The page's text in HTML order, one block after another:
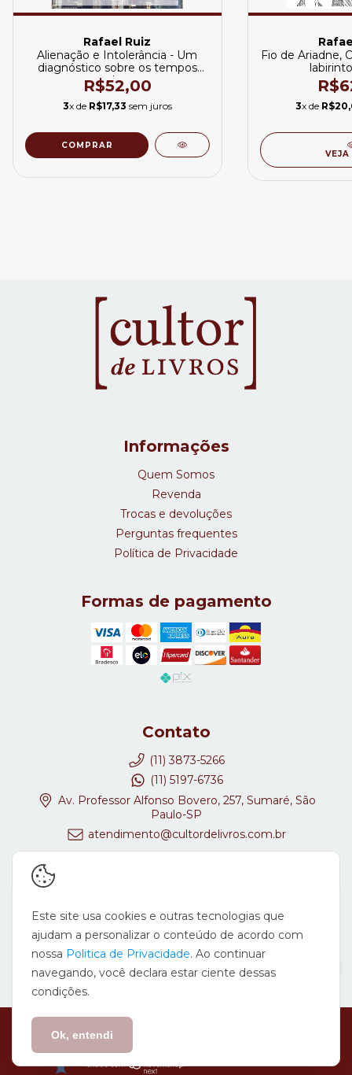
Rafael Ruiz
Alienação e Intolerância - Um
diagnóstico sobre os tempos
modernos
R$52,00
3x de R$17,33 sem juros
Fio de Ariadne,
3x de
Informações
Quem Somos
Revenda
Trocas e devoluções
Perguntas frequentes
Política de Privacidade
Formas de pagamento
Contato
(11) 3873-5266
(11) 5197-6736
Av. Professor Alfonso Bovero, 257, Sumaré, São
Paulo-SP
atendimento@cultordelivros.com.br
reservados.
Este site usa cookies e outras tecnologias que
ajudam a personalizar o conteúdo de acordo com
nossa Politica de Privacidade. Ao continuar
navegando, você declara estar ciente dessas
condições.
Ok, entendi